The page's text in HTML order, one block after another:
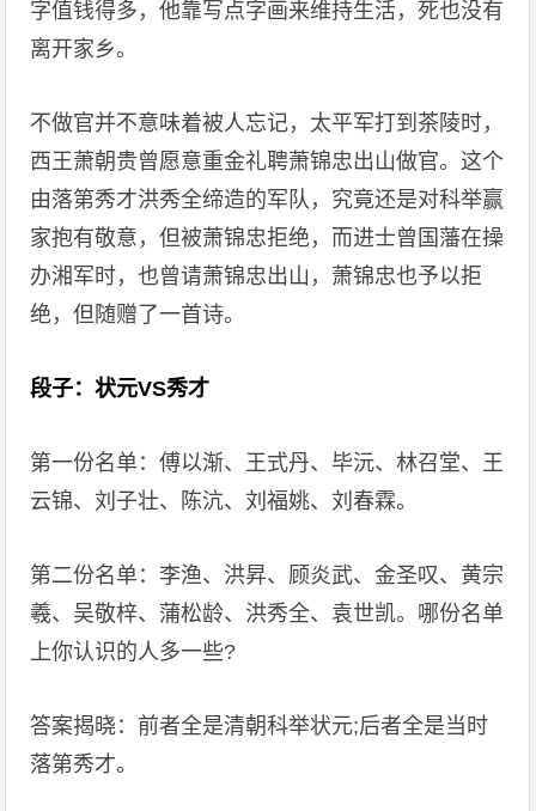
字值钱得多，他靠写点字画来维持生活，死也没有
离开家乡。
不做官并不意味着被人忘记，太平军打到茶陵时，
西王萧朝贵曾愿意重金礼聘萧锦忠出山做官。这个
由落第秀才洪秀全缔造的军队，究竟还是对科举赢
家抱有敬意，但被萧锦忠拒绝，而进士曾国藩在操
办湘军时，也曾请萧锦忠出山，萧锦忠也予以拒
绝，但随赠了一首诗。
段子：状元VS秀才
第一份名单：傅以渐、王式丹、毕沅、林召堂、王
云锦、刘子壮、陈沆、刘福姚、刘春霖。
第二份名单：李渔、洪昇、顾炎武、金圣叹、黄宗
羲、吴敬梓、蒲松龄、洪秀全、袁世凯。哪份名单
上你认识的人多一些?
答案揭晓：前者全是清朝科举状元;后者全是当时
落第秀才。